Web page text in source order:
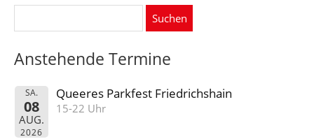
Anstehende Termine
SA.
08
AUG.
2026
Queeres Parkfest Friedrichshain
15-22 Uhr